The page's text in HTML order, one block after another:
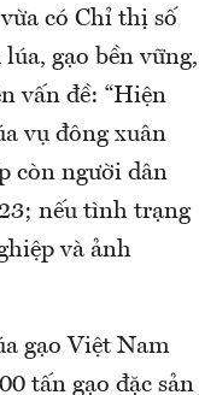
có Chỉ thị số
gạo bền vững,
vấn đề: “Hiện
vụ đông xuân
còn người dân
nếu tình trạng
và ảnh
gạo Việt Nam
tấn gạo đặc sản